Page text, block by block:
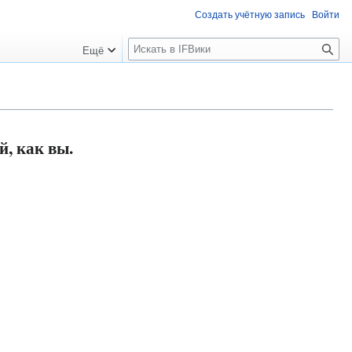
как вы.
Создать учётную запись Войти
Ещё
П
о
к